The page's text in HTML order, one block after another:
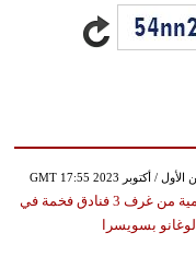
إطلالات بانورامية من غرف 3 فنادق فخمة في
لوغانو بسويسرا